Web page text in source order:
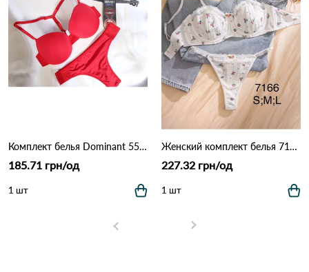
Комплект белья Dominant 5500-38
185.71 грн/од
1 шт
Женский комплект белья 7166 Различные цвета
227.32 грн/од
1 шт